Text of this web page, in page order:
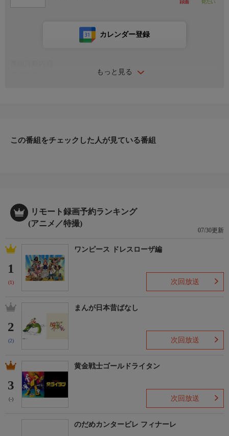
もっと見る
カレンダー登録
たトムとジェリーは果たして…。さあ、トムとジェリーとロビン
この番組をチェックした人が見ている番組
リモート録画予約ランキング
(アニメ／特撮)
07/30更新
1
(1)
ワンピース ドレスローザ編
次回放送
2
(2)
まんが日本昔ばなし
次回放送
3
(-)
黄金戦士ゴールドライタン
次回放送
のだめカンタービレ フィナーレ